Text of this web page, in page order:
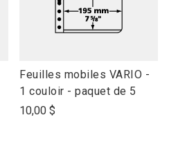
link
to
open
Feuilles mobiles VARIO -
1 couloir - paquet de 5
10,00 $